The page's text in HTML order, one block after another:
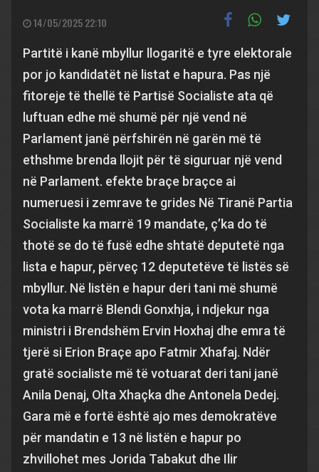
14/05/2025 22:10
Partitë i kanë mbyllur llogaritë e tyre elektorale
por jo kandidatët në listat e hapura. Pas një
fitoreje të thellë të Partisë Socialiste ata që
luftuan edhe më shumë për një vend në
Parlament janë përfshirën në garën më të
ethshme brenda llojit për të siguruar një vend
në Parlament. efekte braçe braçce ai
numeruesi i zemrave te grides Në Tiranë Partia
Socialiste ka marrë 19 mandate, ç’ka do të
thotë se do të fusë edhe shtatë deputetë nga
lista e hapur, përveç 12 deputetëve të listës së
mbyllur. Në listën e hapur deri tani më shumë
vota ka marrë Blendi Gonxhja, i ndjekur nga
ministri i Brendshëm Ervin Hoxhaj dhe emra të
tjerë si Erion Braçe apo Fatmir Xhafaj. Ndër
gratë socialiste më të votuarat deri tani janë
Anila Denaj, Olta Xhaçka dhe Antonela Dedej.
Gara më e fortë është ajo mes demokratëve
për mandatin e 13 në listën e hapur po
zhvillohet mes Jorida Tabakut dhe Ilir